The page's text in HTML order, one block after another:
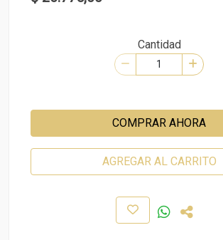
Cantidad
COMPRAR AHORA
AGREGAR AL CARRITO